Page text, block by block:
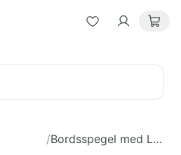
/ Bordsspegel med LED